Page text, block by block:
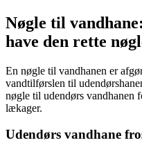
Nøgle til
have den rette
En nøgle til vandhanen er
vandtilførslen til
nøgle til udendørs vandhanen
lækager.
Udendørs vandhane